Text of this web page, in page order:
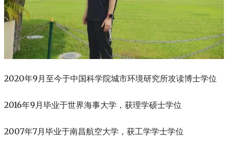
2020年9月至今于中国科学院城市环境研究所攻读博士学位
2016年9月毕业于世界海事大学，获理学硕士学位
2007年7月毕业于南昌航空大学，获工学学士学位